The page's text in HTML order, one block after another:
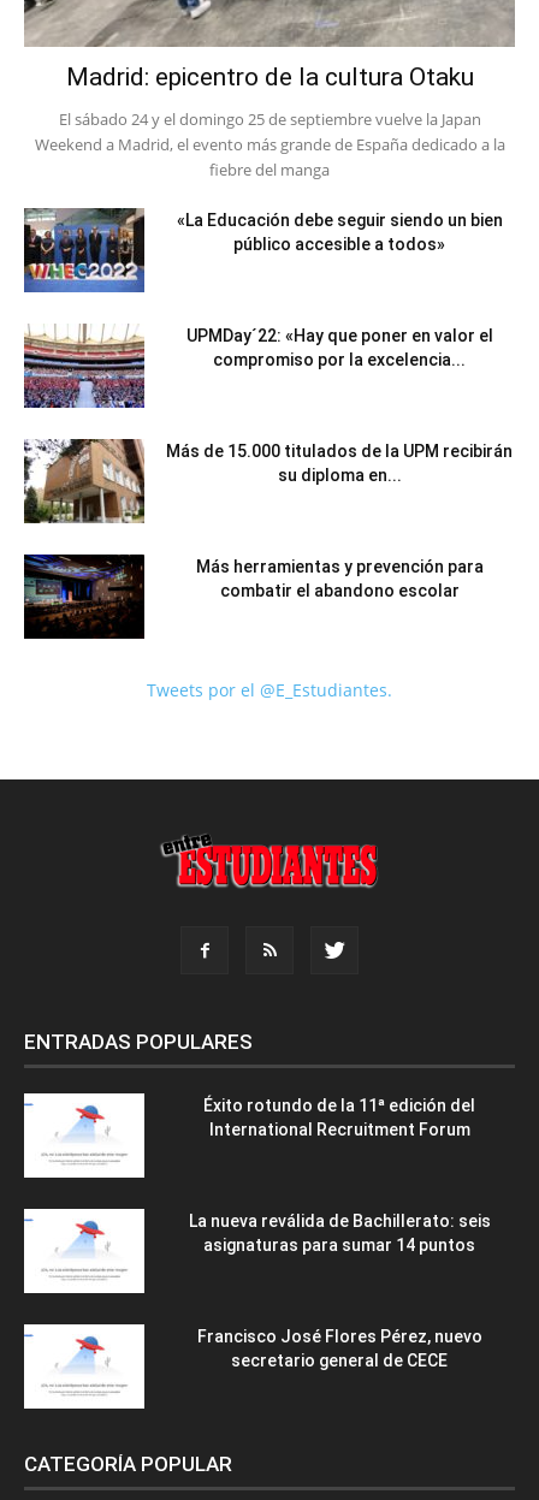
Madrid: epicentro de la cultura Otaku
El sábado 24 y el domingo 25 de septiembre vuelve la Japan
Weekend a Madrid, el evento más grande de España dedicado a la
fiebre del manga
«La Educación debe seguir siendo un bien
público accesible a todos»
UPMDay´22: «Hay que poner en valor el
compromiso por la excelencia...
Más de 15.000 titulados de la UPM recibirán
su diploma en...
Más herramientas y prevención para
combatir el abandono escolar
Tweets por el @E_Estudiantes.
ENTRADAS POPULARES
Éxito rotundo de la 11ª edición del
International Recruitment Forum
La nueva reválida de Bachillerato: seis
asignaturas para sumar 14 puntos
Francisco José Flores Pérez, nuevo
secretario general de CECE
CATEGORÍA POPULAR